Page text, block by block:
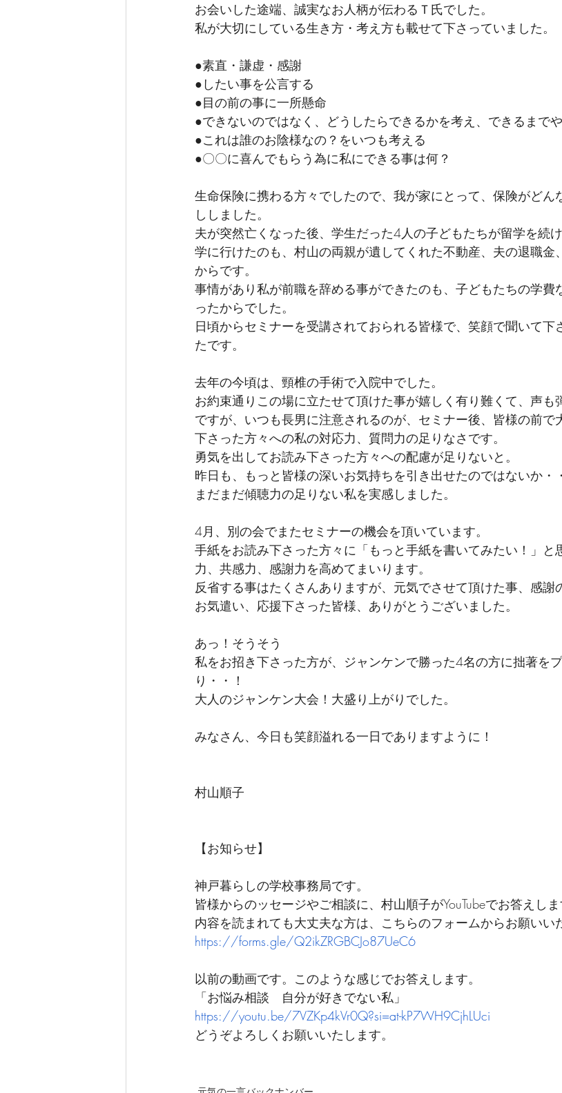
お会いした途端、誠実なお人柄が伝わるＴ氏でした。
私が大切にしている生き方・考え方も載せて下さっていました。
●素直・謙虚・感謝
●したい事を公言する
●目の前の事に一所懸命
●できないのではなく、どうしたらできるかを考え、できるまで
●これは誰のお陰様なの？をいつも考える
●〇〇に喜んでもらう為に私にできる事は何？
生命保険に携わる方々でしたので、我が家にとって、保険がどん
ししました。
夫が突然亡くなった後、学生だった4人の子どもたちが留学を続
学に行けたのも、村山の両親が遺してくれた不動産、夫の退職金
からです。
事情があり私が前職を辞める事ができたのも、子どもたちの学費
ったからでした。
日頃からセミナーを受講されておられる皆様で、笑顔で聞いて下
たです。
去年の今頃は、頸椎の手術で入院中でした。
お約束通りこの場に立たせて頂けた事が嬉しく有り難くて、声も
ですが、いつも長男に注意されるのが、セミナー後、皆様の前で
下さった方々への私の対応力、質問力の足りなさです。
勇気を出してお読み下さった方々への配慮が足りないと。
昨日も、もっと皆様の深いお気持ちを引き出せたのではないか・
まだまだ傾聴力の足りない私を実感しました。
4月、別の会でまたセミナーの機会を頂いています。
手紙をお読み下さった方々に「もっと手紙を書いてみたい！」と
力、共感力、感謝力を高めてまいります。
反省する事はたくさんありますが、元気でさせて頂けた事、感謝
お気遣い、応援下さった皆様、ありがとうございました。
あっ！そうそう
私をお招き下さった方が、ジャンケンで勝った4名の方に拙著を
り・・！
大人のジャンケン大会！大盛り上がりでした。
みなさん、今日も笑顔溢れる一日でありますように！
村山順子
【お知らせ】
神戸暮らしの学校事務局です。
皆様からのッセージやご相談に、村山順子がYouTubeでお答えしま
内容を読まれても大丈夫な方は、こちらのフォームからお願いい
https://forms.gle/Q2ikZRGBCJo87UeC6
以前の動画です。このような感じでお答えします。
「お悩み相談　自分が好きでない私」
https://youtu.be/7VZKp4kVr0Q?si=at-kP7WH9CjhLUci
どうぞよろしくお願いいたします。